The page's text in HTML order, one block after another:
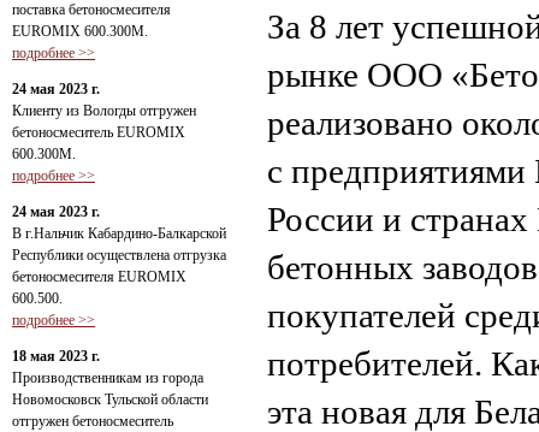
поставка бетоносмесителя
EUROMIX 600.300М.
подробнее >>
24 мая 2023 г.
Клиенту из Вологды отгружен
бетоносмеситель EUROMIX
600.300М.
подробнее >>
24 мая 2023 г.
В г.Нальчик Кабардино-Балкарской
Республики осуществлена отгрузка
бетоносмесителя EUROMIX
600.500.
подробнее >>
18 мая 2023 г.
Производственникам из города
Новомосковск Тульской области
отгружен бетоносмеситель
За 8 лет
рынке ООО
реализовано
с
России и
бетонных
покупателей
потребителей.
эта новая для